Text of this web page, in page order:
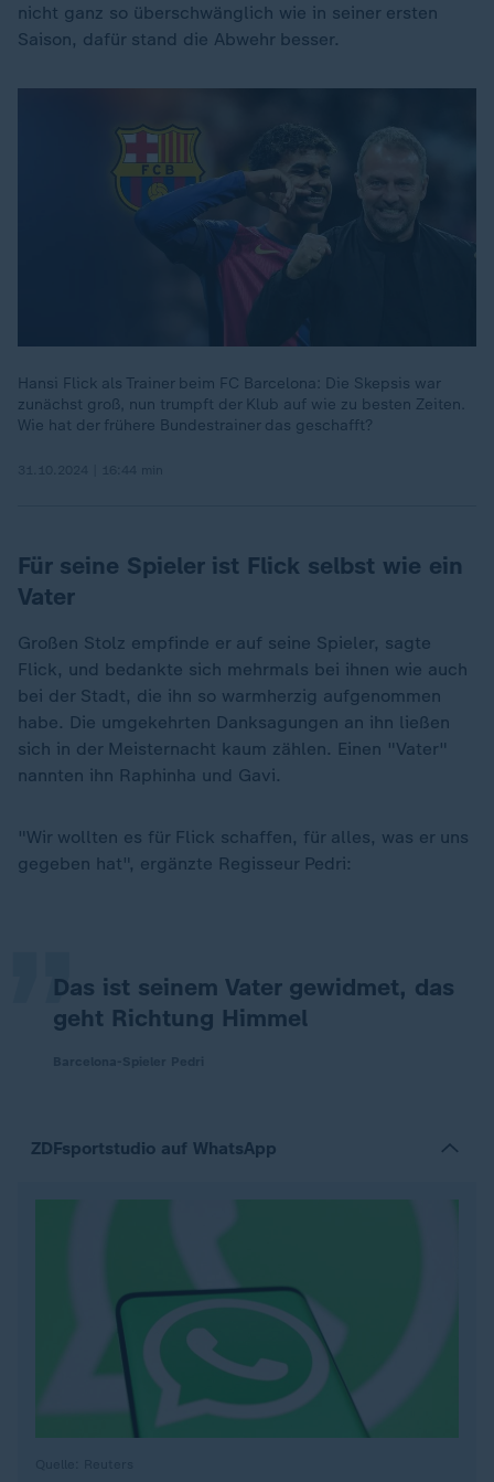
nicht ganz so überschwänglich wie in seiner ersten
Saison, dafür stand die Abwehr besser.
Hansi Flick als Trainer beim FC Barcelona: Die Skepsis war
zunächst groß, nun trumpft der Klub auf wie zu besten Zeiten.
Wie hat der frühere Bundestrainer das geschafft?
Für seine Spieler ist Flick selbst wie ein
Vater
Großen Stolz empfinde er auf seine Spieler, sagte
Flick, und bedankte sich mehrmals bei ihnen wie auch
bei der Stadt, die ihn so warmherzig aufgenommen
habe. Die umgekehrten Danksagungen an ihn ließen
sich in der Meisternacht kaum zählen. Einen "Vater"
nannten ihn Raphinha und Gavi.
"Wir wollten es für Flick schaffen, für alles, was er uns
gegeben hat", ergänzte Regisseur Pedri:
Das ist seinem Vater gewidmet, das
geht Richtung Himmel
„
ZDFsportstudio auf WhatsApp